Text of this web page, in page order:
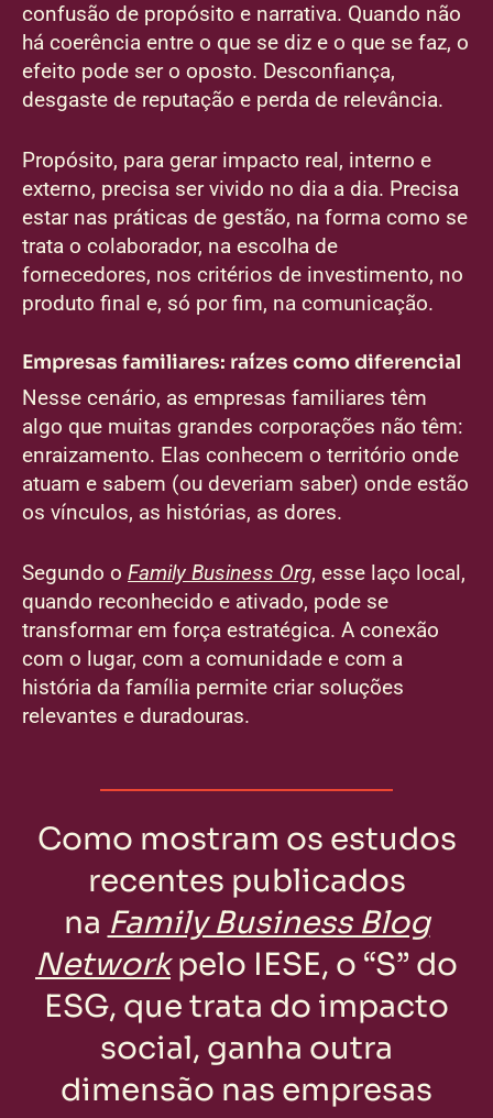
confusão de propósito e narrativa. Quando não
há coerência entre o que se diz e o que se faz, o
efeito pode ser o oposto. Desconfiança,
desgaste de reputação e perda de relevância.
Propósito, para gerar impacto real, interno e
externo, precisa ser vivido no dia a dia. Precisa
estar nas práticas de gestão, na forma como se
trata o colaborador, na escolha de
fornecedores, nos critérios de investimento, no
produto final e, só por fim, na comunicação.
Empresas familiares: raízes como diferencial
Nesse cenário, as empresas familiares têm
algo que muitas grandes corporações não têm:
enraizamento. Elas conhecem o território onde
atuam e sabem (ou deveriam saber) onde estão
os vínculos, as histórias, as dores.
Segundo o Family Business Org, esse laço local,
quando reconhecido e ativado, pode se
transformar em força estratégica. A conexão
com o lugar, com a comunidade e com a
história da família permite criar soluções
relevantes e duradouras.
Como mostram os estudos
recentes publicados
na Family Business Blog
Networkpelo IESE, o “S” do
ESG, que trata do impacto
social, ganha outra
dimensão nas empresas